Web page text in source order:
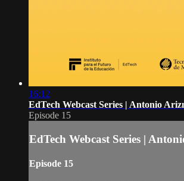
16:12
EdTech Webcast Series | Antonio
Episode 15
EdTech Webcast Series |
Episode 15